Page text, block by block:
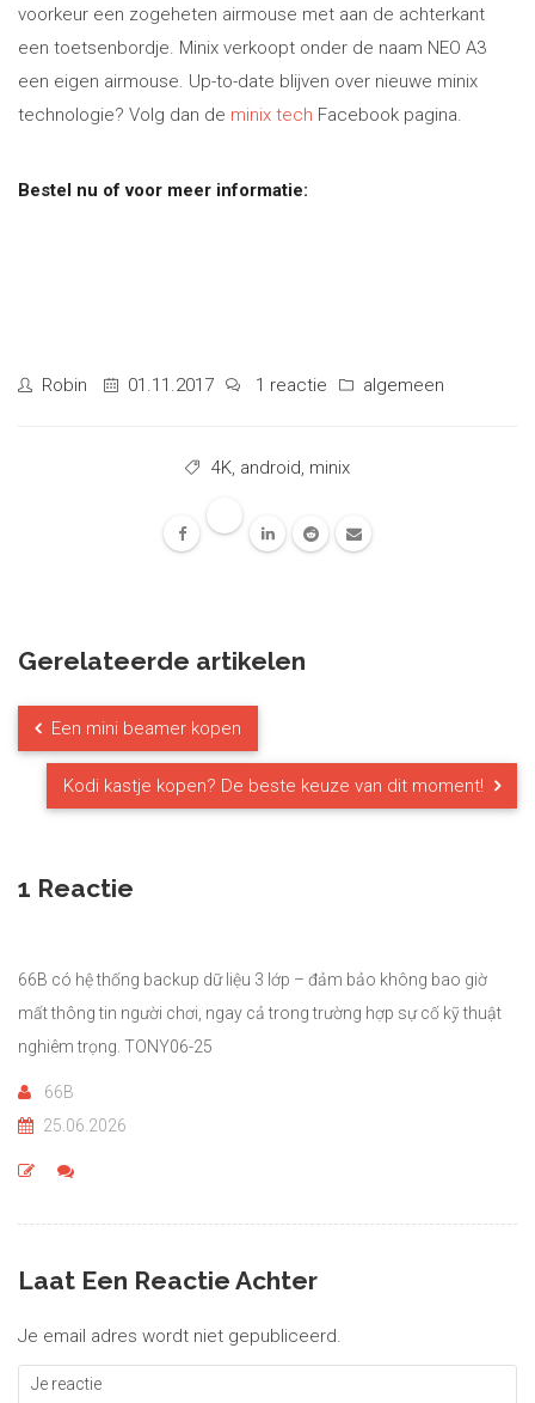
voorkeur een zogeheten airmouse met aan de achterkant
een toetsenbordje. Minix verkoopt onder de naam NEO A3
een eigen airmouse. Up-to-date blijven over nieuwe minix
technologie? Volg dan de minix tech Facebook pagina.
Bestel nu of voor meer informatie:
Robin 01.11.2017 algemeen
1 reactie
4K, android, minix
Gerelateerde artikelen
Een mini beamer kopen
Kodi kastje kopen? De beste keuze van dit moment!
1 Reactie
66B có hệ thống backup dữ liệu 3 lớp – đảm bảo không bao giờ
mất thông tin người chơi, ngay cả trong trường hợp sự cố kỹ thuật
nghiêm trọng. TONY06-25
66B
25.06.2026
Laat Een Reactie Achter
Je email adres wordt niet gepubliceerd.